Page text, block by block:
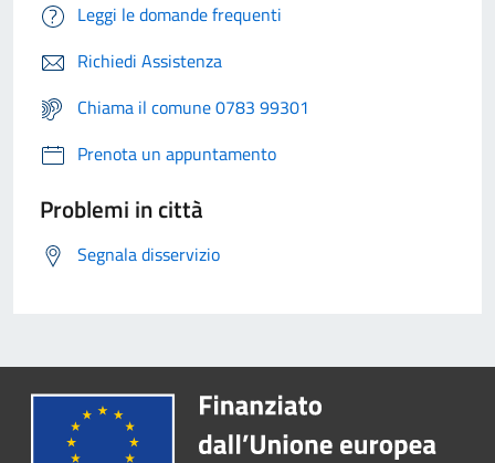
Leggi le domande frequenti
Richiedi Assistenza
Chiama il comune 0783 99301
Prenota un appuntamento
Problemi in città
Segnala disservizio